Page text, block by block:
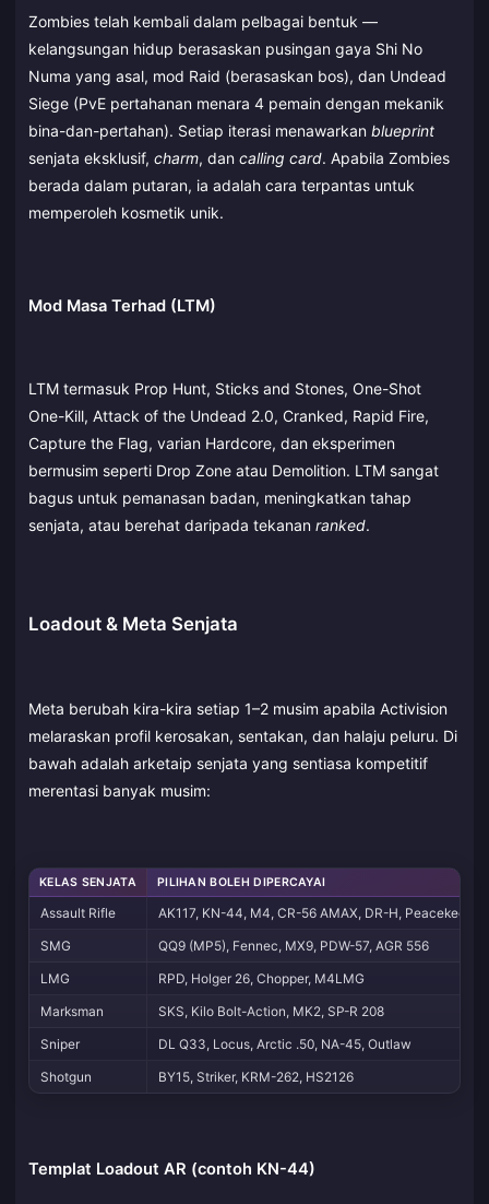
Zombies telah kembali dalam pelbagai bentuk —
kelangsungan hidup berasaskan pusingan gaya Shi No
Numa yang asal, mod Raid (berasaskan bos), dan Undead
Siege (PvE pertahanan menara 4 pemain dengan mekanik
bina-dan-pertahan). Setiap iterasi menawarkan blueprint
senjata eksklusif, charm, dan calling card. Apabila Zombies
berada dalam putaran, ia adalah cara terpantas untuk
memperoleh kosmetik unik.
Mod Masa Terhad (LTM)
LTM termasuk Prop Hunt, Sticks and Stones, One-Shot
One-Kill, Attack of the Undead 2.0, Cranked, Rapid Fire,
Capture the Flag, varian Hardcore, dan eksperimen
bermusim seperti Drop Zone atau Demolition. LTM sangat
bagus untuk pemanasan badan, meningkatkan tahap
senjata, atau berehat daripada tekanan ranked.
Loadout & Meta Senjata
Meta berubah kira-kira setiap 1–2 musim apabila Activision
melaraskan profil kerosakan, sentakan, dan halaju peluru. Di
bawah adalah arketaip senjata yang sentiasa kompetitif
merentasi banyak musim:
KELAS SENJATA PILIHAN BOLEH DIPERCAYAI
Assault Rifle
AK117, KN-44, M4, CR-56 AMAX, DR-H,
SMG
QQ9 (MP5), Fennec, MX9, PDW-57, AGR 556
LMG
RPD, Holger 26, Chopper, M4LMG
Marksman
SKS, Kilo Bolt-Action, MK2, SP-R 208
Sniper
DL Q33, Locus, Arctic .50, NA-45, Outlaw
Shotgun
BY15, Striker, KRM-262, HS2126
Templat Loadout AR (contoh KN-44)